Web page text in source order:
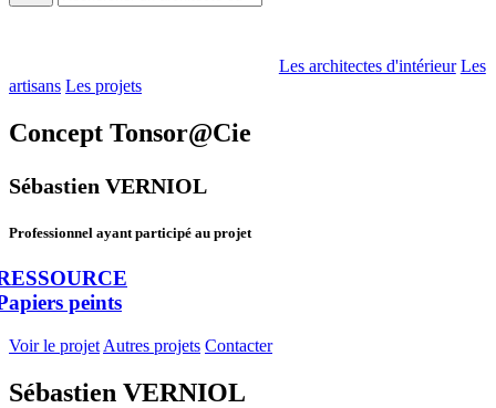
Les architectes d'intérieur Les
artisans Les projets
Concept Tonsor@Cie
Sébastien VERNIOL
Professionnel ayant participé au projet
peints
Voir le projet Autres projets Contacter
Sébastien VERNIOL